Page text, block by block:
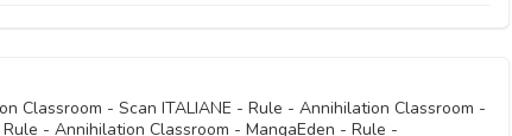
10 Novembre 2020
Classroom - Scan ITALIANE - Rule - Annihilation Classroom -
- Annihilation Classroom - MangaEden - Rule -